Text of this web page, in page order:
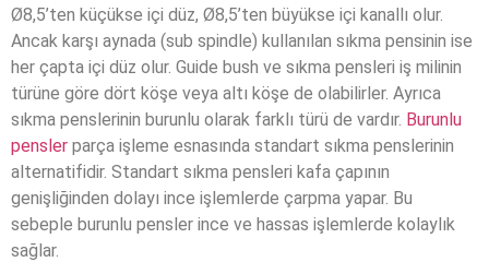
Ø8,5’ten küçükse içi düz, Ø8,5’ten büyükse içi kanallı olur.
Ancak karşı aynada (sub spindle) kullanılan sıkma pensinin ise
her çapta içi düz olur. Guide bush ve sıkma pensleri iş milinin
türüne göre dört köşe veya altı köşe de olabilirler. Ayrıca
sıkma penslerinin burunlu olarak farklı türü de vardır. Burunlu
pensler parça işleme esnasında standart sıkma penslerinin
alternatifidir. Standart sıkma pensleri kafa çapının
genişliğinden dolayı ince işlemlerde çarpma yapar. Bu
sebeple burunlu pensler ince ve hassas işlemlerde kolaylık
sağlar.